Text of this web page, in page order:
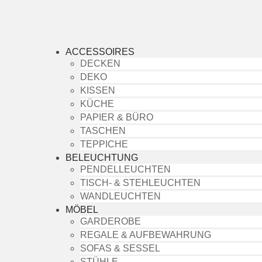
ACCESSOIRES
DECKEN
DEKO
KISSEN
KÜCHE
PAPIER & BÜRO
TASCHEN
TEPPICHE
BELEUCHTUNG
PENDELLEUCHTEN
TISCH- & STEHLEUCHTEN
WANDLEUCHTEN
MÖBEL
GARDEROBE
REGALE & AUFBEWAHRUNG
SOFAS & SESSEL